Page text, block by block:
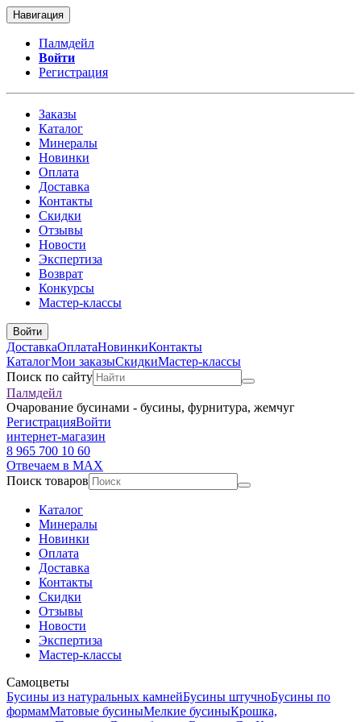
Навигация
Палмдейл
Войти
Регистрация
Заказы
Каталог
Минералы
Новинки
Оплата
Доставка
Контакты
Скидки
Отзывы
Новости
Экспертиза
Возврат
Конкурсы
Мастер-классы
Войти
ДоставкаОплатаНовинкиКонтакты
КаталогМои заказыСкидкиМастер-классы
Поиск по сайту
Палмдейл
Очарование бусинами - бусины, фурнитура, жемчуг
РегистрацияВойти
интернет-магазин
8 965 700 10 60
Отвечаем в MAX
Поиск товаров
Каталог
Минералы
Новинки
Оплата
Доставка
Контакты
Скидки
Отзывы
Новости
Экспертиза
Мастер-классы
Самоцветы
Бусины из натуральных камнейБусины штучноБусины по
формамМатовые бусиныМелкие бусиныКрошка,